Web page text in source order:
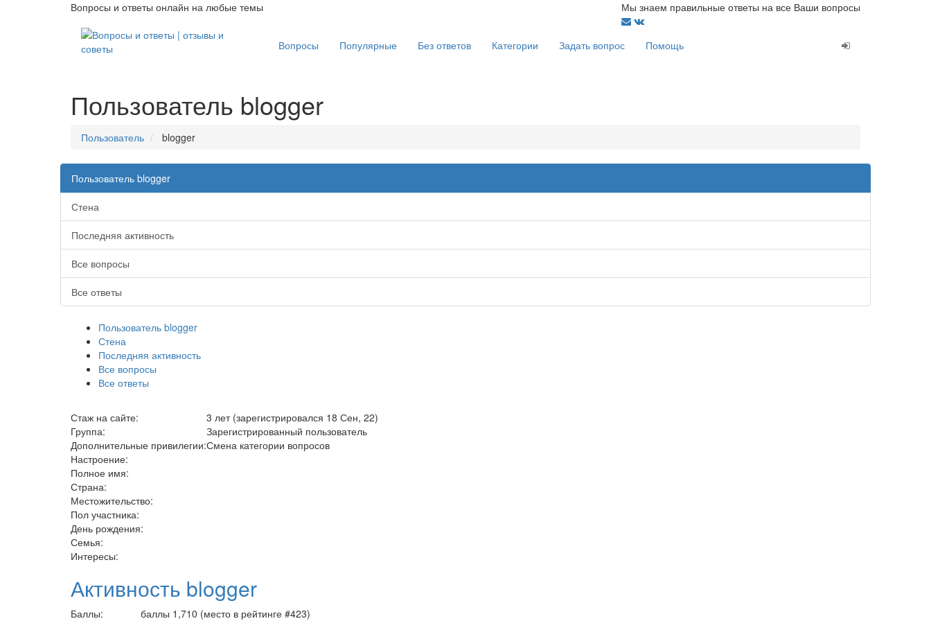
Вопросы и ответы онлайн на любые темы Мы знаем правильные ответы на все Ваши вопросы
Вопросы Популярные Без ответов Категории Задать вопрос Помощь
Пользователь blogger
Пользователь blogger
Пользователь blogger
Стена
Последняя активность
Все вопросы
Все ответы
Пользователь blogger
Стена
Последняя активность
Все вопросы
Все ответы
Стаж на сайте:
3 лет (зарегистрировался 18 Сен, 22)
Группа:
Зарегистрированный пользователь
Дополнительные привилегии:Смена категории вопросов
Настроение:
Полное имя:
Страна:
Местожительство:
Пол участника:
День рождения:
Семья:
Интересы:
Активность blogger
Баллы: баллы 1,710 (место в рейтинге #423)